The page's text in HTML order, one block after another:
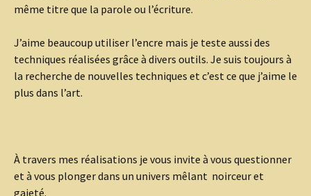
même titre que la parole ou l’écriture.
J’aime beaucoup utiliser l’encre mais je teste aussi des
techniques réalisées grâce à divers outils. Je suis toujours à
la recherche de nouvelles techniques et c’est ce que j’aime le
plus dans l’art.
À travers mes réalisations je vous invite à vous questionner
et à vous plonger dans un univers mêlant noirceur et
gaieté.